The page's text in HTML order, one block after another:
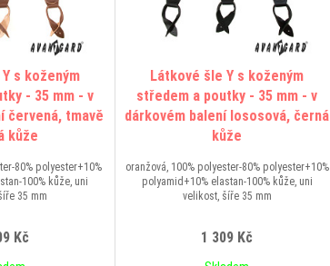
s koženým
- 35 mm - v
červená, tmavě
kůže
80% polyester+10%
100% kůže, uni
35 mm
Kč
Látkové šle Y s koženým
středem a poutky - 35 mm - v
dárkovém balení lososová, černá
kůže
oranžová, 100% polyester-80% polyester+10%
polyamid+10% elastan-100% kůže, uni
velikost, šíře 35 mm
1 309 Kč